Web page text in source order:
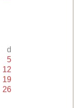
d
5
12
19
26